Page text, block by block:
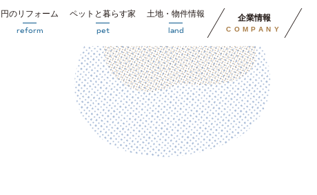
円のリフォーム
reform
ペットと暮らす家
pet
土地・物件情報
land
企業情報
COMPANY